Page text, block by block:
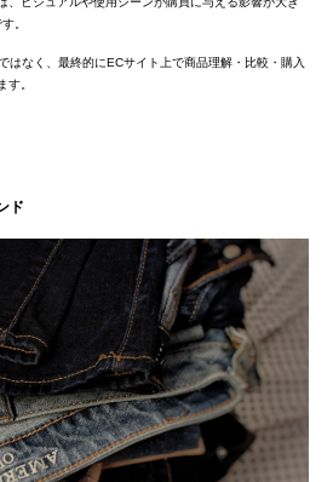
。
はなく、最終的にECサイト上で商品理解・比較・購入
す。
ド